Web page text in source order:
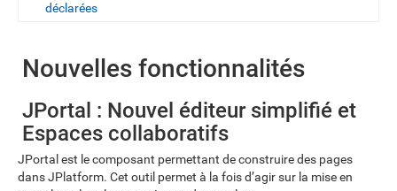
déclarées
Nouvelles fonctionnalités
JPortal : Nouvel éditeur simplifié et
Espaces collaboratifs
JPortal est le composant permettant de construire des pages
dans JPlatform. Cet outil permet à la fois d’agir sur la mise en